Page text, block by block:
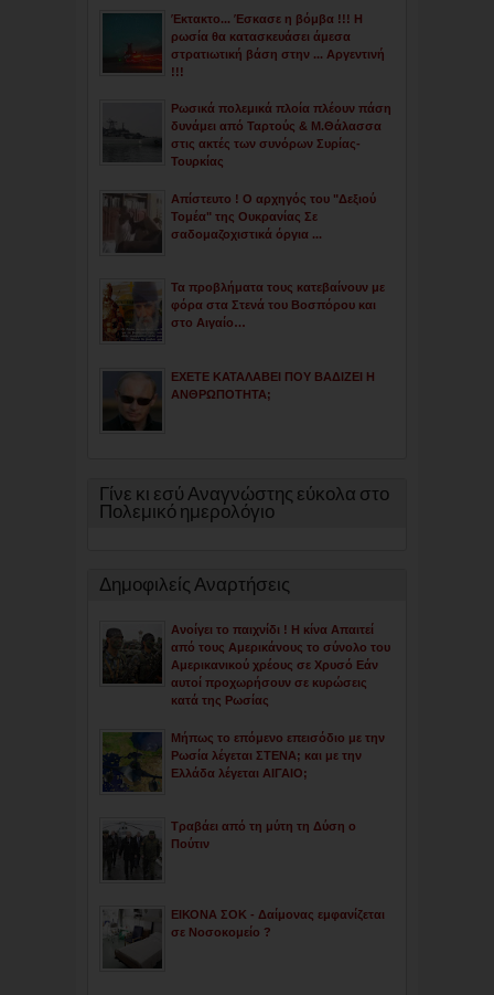
Έκτακτο... Έσκασε η βόμβα !!! Η
ρωσία θα κατασκευάσει άμεσα
στρατιωτική βάση στην ... Αργεντινή
!!!
Ρωσικά πολεμικά πλοία πλέουν πάση
δυνάμει από Ταρτούς & Μ.Θάλασσα
στις ακτές των συνόρων Συρίας-
Τουρκίας
Απίστευτο ! Ο αρχηγός του "Δεξιού
Τομέα" της Ουκρανίας Σε
σαδομαζοχιστικά όργια ...
Τα προβλήματα τους κατεβαίνουν με
φόρα στα Στενά του Βοσπόρου και
στο Αιγαίο…
ΕΧΕΤΕ ΚΑΤΑΛΑΒΕΙ ΠΟΥ ΒΑΔΙΖΕΙ Η
ΑΝΘΡΩΠΟΤΗΤΑ;
Γίνε κι εσύ Αναγνώστης εύκολα στο
Πολεμικό ημερολόγιο
Δημοφιλείς Αναρτήσεις
Ανοίγει το παιχνίδι ! Η κίνα Απαιτεί
από τους Αμερικάνους το σύνολο του
Αμερικανικού χρέους σε Χρυσό Εάν
αυτοί προχωρήσουν σε κυρώσεις
κατά της Ρωσίας
Μήπως το επόμενο επεισόδιο με την
Ρωσία λέγεται ΣΤΕΝΑ; και με την
Ελλάδα λέγεται ΑΙΓΑΙΟ;
Τραβάει από τη μύτη τη Δύση ο
Πούτιν
ΕΙΚΟΝΑ ΣΟΚ - Δαίμονας εμφανίζεται
σε Νοσοκομείο ?